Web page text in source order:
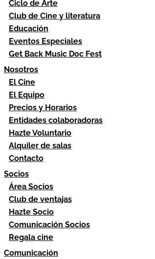
Ciclo de Arte
Club de Cine y literatura
Educación
Eventos Especiales
Get Back Music Doc Fest
Nosotros
El Cine
El Equipo
Precios y Horarios
Entidades colaboradoras
Hazte Voluntario
Alquiler de salas
Contacto
Socios
Área Socios
Club de ventajas
Hazte Socio
Comunicación Socios
Regala cine
Comunicación